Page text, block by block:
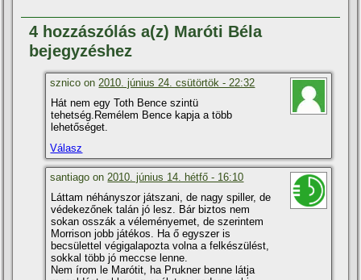
4 hozzászólás a(z) Maróti Béla
bejegyzéshez
sznico on2010. június 24. csütörtök - 22:32
Hát nem egy Toth Bence szintü
tehetség.Remélem Bence kapja a több
lehetőséget.
Válasz
santiago on2010. június 14. hétfő - 16:10
Láttam néhányszor játszani, de nagy spiller, de
védekezőnek talán jó lesz. Bár biztos nem
sokan osszák a véleményemet, de szerintem
Morrison jobb játékos. Ha ő egyszer is
becsülettel végigalapozta volna a felkészülést,
sokkal több jó meccse lenne.
Nem í­rom le Marótit, ha Prukner benne látja